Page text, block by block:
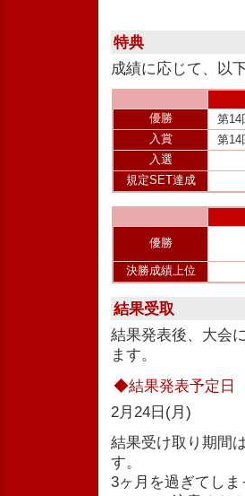
特典
成績に応じて、以
優勝
第14
入賞
第14
入選
規定SET達成
優勝
決勝成績上位
結果受取
結果発表後、大会
ます。
◆結果発表予定日
2月24日(月)
結果受け取り期間
す。
3ヶ月を過ぎてし